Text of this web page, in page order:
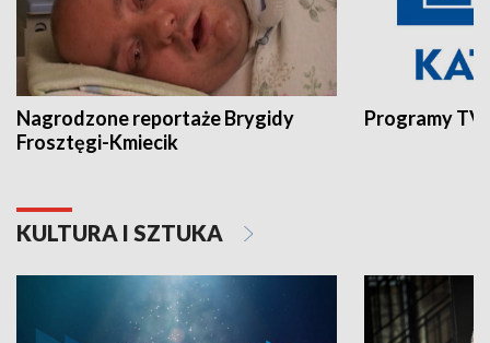
Nagrodzone reportaże Brygidy
Frosztęgi-Kmiecik
Programy
KULTURA I SZTUKA